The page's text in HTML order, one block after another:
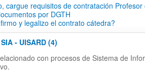
cargue requisitos de contratación Profesor
por DGTH
y legalizo el contrato cátedra?
- UISARD (4)
con procesos de Sistema de